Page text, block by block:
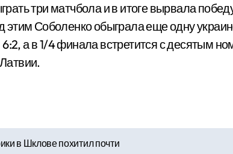
три матчбола и в итоге вырвала
этим Соболенко обыграла еще одну
а в 1/4 финала встретится с десятым
в Шклове похитил почти